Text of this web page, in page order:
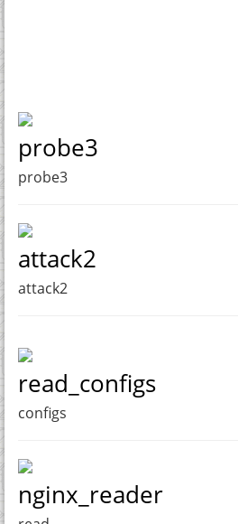
probe3
probe3
attack2
attack2
read_configs
configs
nginx_reader